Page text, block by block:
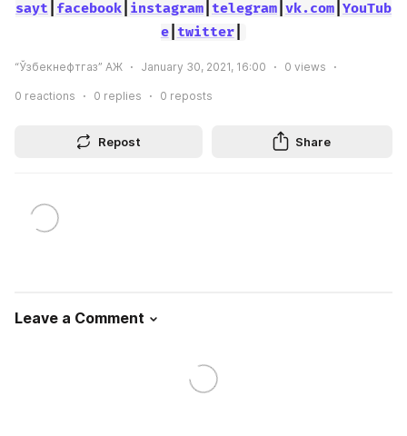
sayt facebook instagram telegram vk.com YouTub
e| twitter|
“Ўзбекнефтгаз” АЖ January 30, 2021, 16:00 0 views
0 reactions 0 replies 0 reposts
Repost Share
Leave a Comment